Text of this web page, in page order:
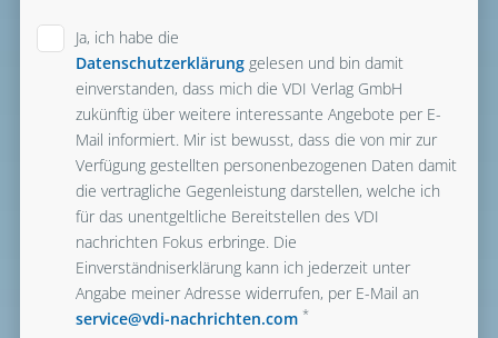
Ja, ich habe die
Datenschutzerklärunggelesen und bin damit
einverstanden, dass mich die VDI Verlag GmbH
zukünftig über weitere interessante Angebote per E-
Mail informiert. Mir ist bewusst, dass die von mir zur
Verfügung gestellten personenbezogenen Daten damit
die vertragliche Gegenleistung darstellen, welche ich
für das unentgeltliche Bereitstellen des VDI
nachrichten Fokus erbringe. Die
Einverständniserklärung kann ich jederzeit unter
Angabe meiner Adresse widerrufen, per E-Mail an
service@vdi-nachrichten.com *